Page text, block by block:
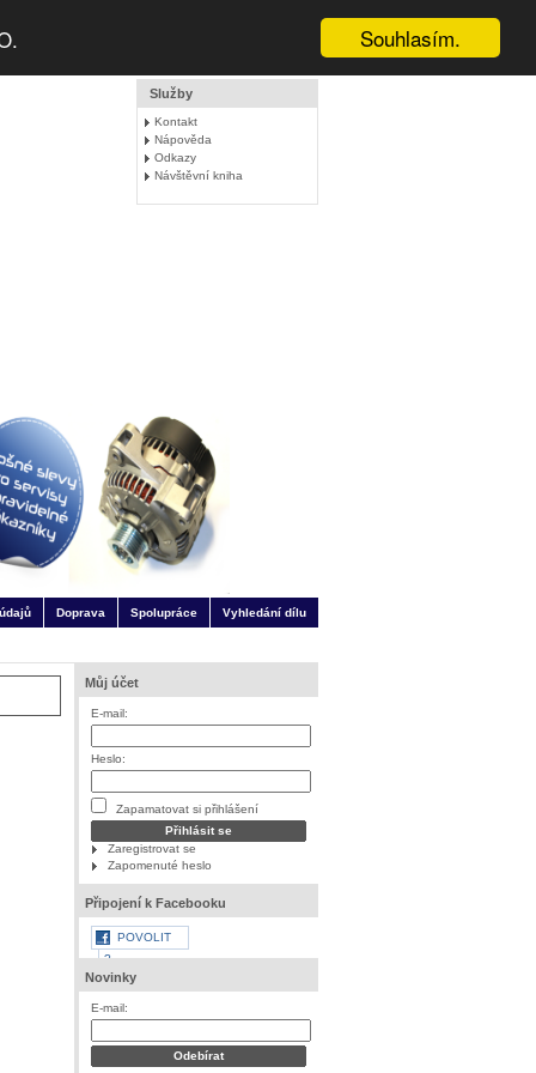
Souhlasím.
Služby
Kontakt
Nápověda
Odkazy
Návštěvní kniha
Doprava Spolupráce Vyhledání dílu
Můj účet
E-mail:
Heslo:
Zapamatovat si přihlášení
Zaregistrovat se
Zapomenuté heslo
Připojení k Facebooku
POVOLIT
?
Novinky
E-mail: